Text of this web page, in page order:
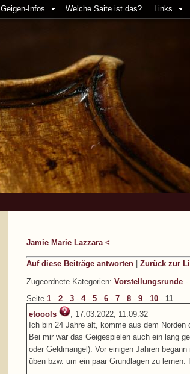
Geigen-Infos Welche Saite ist das? Links
Jamie Marie Lazzara <
Auf diese Beiträge antworten Zurück zur
Zugeordnete Kategorien: Vorstellungsrunde -
Seite 1 - 2 - 3 - 4- 5 - 6 - 7 - 8 - 9 - 10 - 11
etoools
, 17.03.2022, 11:09:32
Ich bin 24 Jahre alt, komme aus dem
Bei mir war das Geigespielen auch ein lang
oder Geldmangel). Vor einigen Jahren
üben bzw. um ein paar Grundlagen zu